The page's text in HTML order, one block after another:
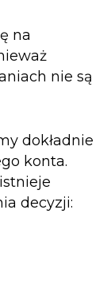
na
nie są
dokładnie
konta.
decyzji: